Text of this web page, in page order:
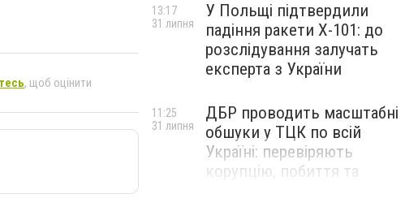
, щоб оцінити
У Польщі підтвердили
падіння ракети Х-101: до
розслідування залучать
експерта з України
13:17
31 липня
ДБР проводить масштабні
обшуки у ТЦК по всій
Україні: перевіряють
корупцію, побиття та
11:25
31 липня